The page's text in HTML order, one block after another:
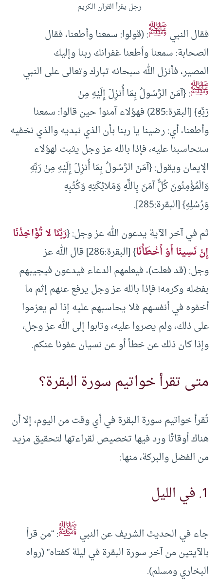
رجل يقرأ القرآن الكريم
فقال النبيﷺ: (قولوا: سمعنا وأطعنا، فقال
الصحابة: سمعنا وأطعنا غفرانك ربنا وإليك
المصير، فأنزل الله سبحانه تبارك وتعالى على النبي
ﷺ: {آمَنَ الرَّسُولُ بِمَا أُنزِلَ إِلَيْهِ مِنْ
رَبِّهِ} [البقرة:285) فهؤلاء آمنوا حين قالوا: سمعنا
وأطعنا، أي: رضينا يا ربنا بأن الذي نبديه والذي نخفيه
ستحاسبنا عليه، فإذا بالله عز وجل يثبت لهؤلاء
الإيمان ويقول: {آمَنَ الرَّسُولُ بِمَا أُنزِلَ إِلَيْهِ مِنْ رَبِّهِ
وَالْمُؤْمِنُونَ كُلٌّ آمَنَ بِاللَّهِ وَمَلائِكَتِهِ وَكُتُبِهِ
وَرُسُلِهِ} [البقرة:285].
ثم في آخر الآية يدعون الله عز وجل: {رَبَّنَا لا تُؤَاخِذْنَا
إِنْ نَسِينَا أَوْ أَخْطَأْنَا
} [البقرة:286] قال الله عز
وجل: (قد فعلت)، فيعلمهم الدعاء فيدعون فيجيبهم
بفضله وكرمه! فإذا بالله عز وجل يرفع عنهم إثم ما
أخفوه في أنفسهم فلا يحاسبهم عليه إذا لم يعزموا
على ذلك، ولم يصروا عليه، وتابوا إلى الله عز وجل،
وإذا كان ذلك عن خطأ أو عن نسيان عفونا عنكم.
متى تقرأ خواتيم سورة البقرة؟
تُقرأ خواتيم سورة البقرة في أي وقت من اليوم، إلا أن
هناك أوقاتًا ورد فيها تخصيص لقراءتها لتحقيق مزيد
من الفضل والبركة، منها:
1. في الليل
جاء في الحديث الشريف عن النبيﷺ: “من قرأ
بالآيتين من آخر سورة البقرة في ليلة كفتاه” (رواه
البخاري ومسلم).